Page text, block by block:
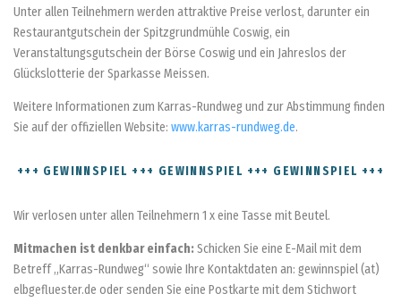
Unter allen Teilnehmern werden attraktive Preise verlost, darunter ein
Restaurantgutschein der Spitzgrundmühle Coswig, ein
Veranstaltungsgutschein der Börse Coswig und ein Jahreslos der
Glückslotterie der Sparkasse Meissen.
Weitere Informationen zum Karras-Rundweg und zur Abstimmung finden
Sie auf der offiziellen Website: www.karras-rundweg.de.
+++ GEWINNSPIEL +++ GEWINNSPIEL +++ GEWINNSPIEL +++
Wir verlosen unter allen Teilnehmern 1 x eine Tasse mit Beutel.
Mitmachen ist denkbar einfach: Schicken Sie eine E-Mail mit dem
Betreff „Karras-Rundweg“ sowie Ihre Kontaktdaten an: gewinnspiel (at)
elbgefluester.de oder senden Sie eine Postkarte mit dem Stichwort